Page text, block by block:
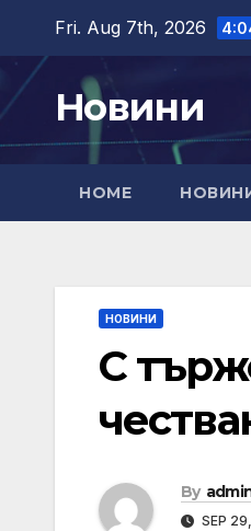
content
Fri. Aug 7th, 2026
Новини
HOME
НОВИНИ
С
By
SEP